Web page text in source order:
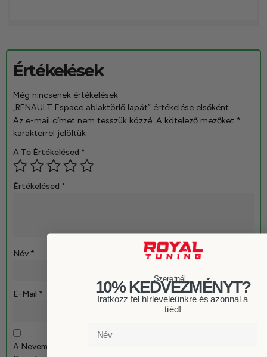
Értékelések
Még nincsenek értékelések.
„RENAULT Espace ablaktörlő lapát” értékelése elsőként
Az e-mail címet nem tesszük közzé. A kötelező mezőket *
karakterrel jelöltük
A Te Értékelésed *
Értékelésed *
Név *
E-Mail *
A Nevem, E-Mail Címem, És Weboldalcímem Mentése A
Szeretnél...
10% KEDVEZMÉNYT?
Iratkozz fel hírleveleünkre és azonnal a
tiéd!
Név